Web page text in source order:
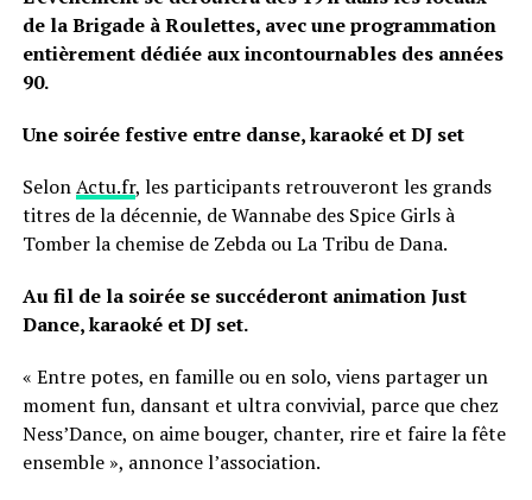
de la Brigade à Roulettes, avec une programmation
entièrement dédiée aux incontournables des années
90.
Une soirée festive entre danse, karaoké et DJ set
SelonActu.fr, les participants retrouveront les grands
titres de la décennie, de Wannabe des Spice Girls à
Tomber la chemise de Zebda ou La Tribu de Dana.
Au fil de la soirée se succéderont animation Just
Dance, karaoké et DJ set.
« Entre potes, en famille ou en solo, viens partager un
moment fun, dansant et ultra convivial, parce que chez
Ness’Dance, on aime bouger, chanter, rire et faire la fête
ensemble », annonce l’association.